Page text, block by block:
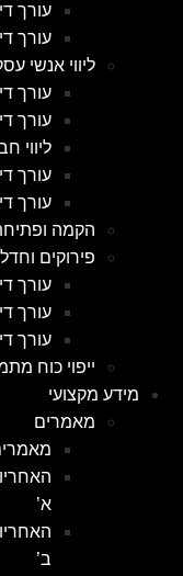
עורך
עורך
ליווי אנשי
עורך
עורך
ליווי
עורך
עורך
הקמה
פירוקים
עורך
עורך
עורך
ייפוי כוח
מידע מקצועי
מאמרים
א’
ב’